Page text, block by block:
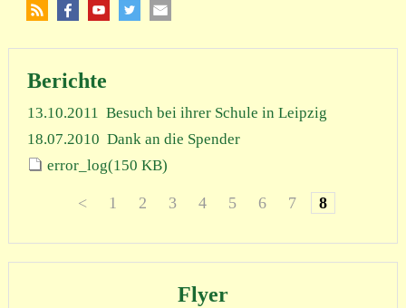
Berichte
13.10.2011 Besuch bei ihrer Schule in Leipzig
18.07.2010 Dank an die Spender
error_log(150 KB)
< 1 2 3 4 5 6 7 8
Flyer